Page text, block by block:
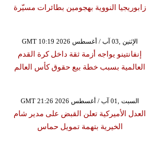
زابوريجيا النووية بهجومين بطائرات مسيّرة
GMT 10:19 2026 الإثنين ,03 آب / أغسطس
إنفانتينو يواجه أزمة ثقة داخل كرة القدم
العالمية بسبب خطة بيع حقوق كأس العالم
GMT 21:26 2026 السبت ,01 آب / أغسطس
العدل الأميركية تعلن القبض على مدير شام
الخيرية بتهمة تمويل حماس